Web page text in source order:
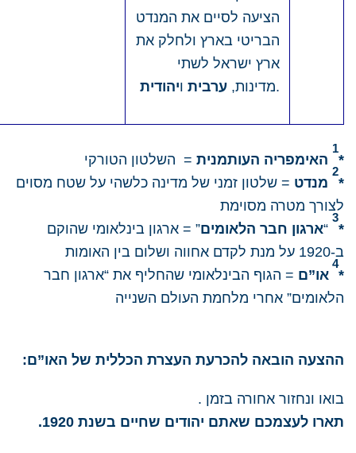
הציעה לסיים את המנדט
הבריטי בארץ ולחלק את
ארץ ישראל לשתי
מדינות, ערבית ויהודית .
*
1
האימפריה העותמנית = השלטון הטורקי
*
2
מנדט = שלטון זמני של מדינה כלשהי על שטח מסוים
לצורך מטרה מסוימת
*
3
“ארגון חבר הלאומים” = ארגון בינלאומי שהוקם
ב-1920 על מנת לקדם אחווה ושלום בין האומות
*
4
או”ם = הגוף הבינלאומי שהחליף את “ארגון חבר
הלאומים” אחרי מלחמת העולם השנייה
ההצעה הובאה להכרעת העצרת הכללית של האו”ם:
בואו ונחזור אחורה בזמן .
תארו לעצמכם שאתם יהודים שחיים בשנת 1920.